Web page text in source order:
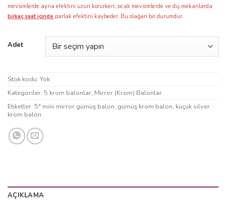
mevsimlerde ayna efektini uzun korurken; sıcak mevsimlerde ve dış mekanlarda
birkaç saat içinde parlak efektini kaybeder. Bu olağan bir durumdur.
Adet
Stok kodu: Yok
Kategoriler: 5 krom balonlar, Mirror (Krom) Balonlar
Etiketler: 5" mini mirror gümüş balon, gümüş krom balon, küçük silver
krom balon
AÇIKLAMA